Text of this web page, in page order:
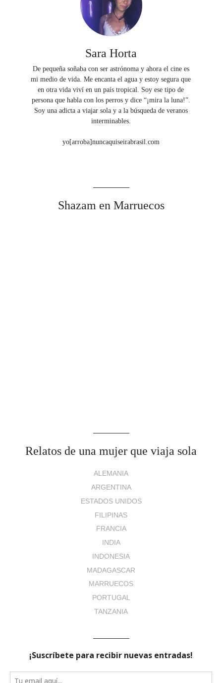
Sara Horta
De pequeña soñaba con ser astrónoma y ahora el cine es
mi medio de vida. Me encanta el agua y estoy segura que
en otra vida viví en un país tropical. Soy ese tipo de
persona que habla con los perros y dice “¡mira la luna!”.
Soy una adicta a viajar sola y a la búsqueda de veranos
interminables.
yo[arroba]nuncaquiseirabrasil.com
Shazam en Marruecos
Relatos de una mujer que viaja sola
ALEMANIA
ARGENTINA
ESTADOS UNIDOS
FILIPINAS
FRANCIA
INDIA
INDONESIA
MADAGASCAR
MARRUECOS
PORTUGAL
TANZANIA